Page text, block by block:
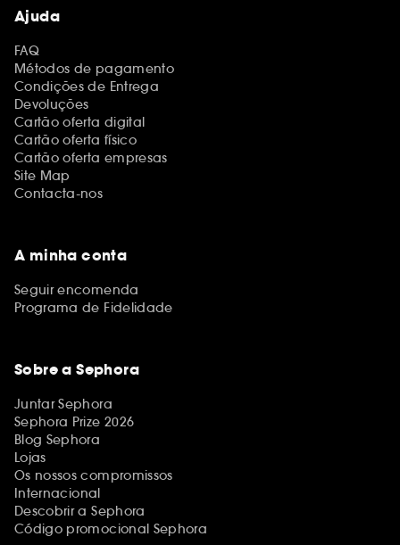
Ajuda
FAQ
Métodos de pagamento
Condições de Entrega
Devoluções
Cartão oferta digital
Cartão oferta físico
Cartão oferta empresas
Site Map
Contacta-nos
A minha conta
Seguir encomenda
Programa de Fidelidade
Sobre a Sephora
Juntar Sephora
Sephora Prize 2026
Blog Sephora
Lojas
Os nossos compromissos
Internacional
Descobrir a Sephora
Código promocional Sephora